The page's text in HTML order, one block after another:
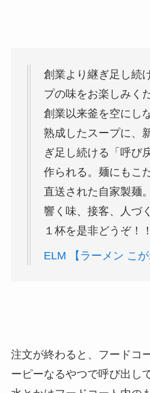
創業より継ぎ足し続
プの味をお楽しみく
創業以来釜を空にし
熟成したスープに、
ぎ足し続ける「呼び
作られる。麺にもこ
直送された自家製麺
響く味、接客、人づ
１杯を是非どうぞ！！
ELM 【ラーメン こが
注文が終わると、フードコ
ーピーなるやつで呼び出し